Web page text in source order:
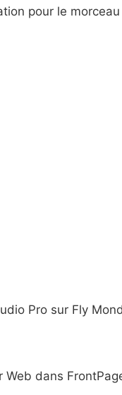
pour le
Pro sur Fly
Web dans